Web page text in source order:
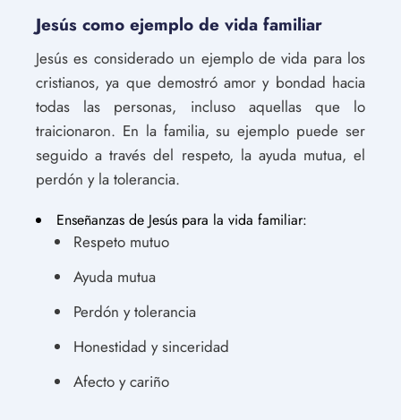
Jesús como ejemplo de vida familiar
Jesús es considerado un ejemplo de vida para los
cristianos, ya que demostró amor y bondad hacia
todas las personas, incluso aquellas que lo
traicionaron. En la familia, su ejemplo puede ser
seguido a través del respeto, la ayuda mutua, el
perdón y la tolerancia.
Enseñanzas de Jesús para la vida familiar:
Respeto mutuo
Ayuda mutua
Perdón y tolerancia
Honestidad y sinceridad
Afecto y cariño